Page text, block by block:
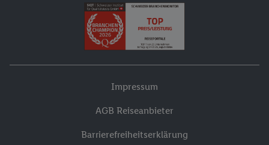
Impressum
AGB Reiseanbieter
Barrierefreiheitserklärung